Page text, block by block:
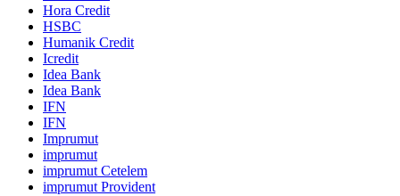
Hora Credit
HSBC
Humanik Credit
Icredit
Idea Bank
Idea Bank
IFN
IFN
Imprumut
imprumut
imprumut Cetelem
imprumut Provident